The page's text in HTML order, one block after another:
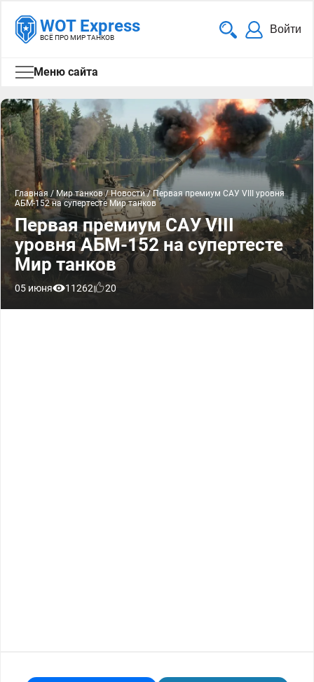
WOT Express
ВСЁ ПРО МИР ТАНКОВ
Войти
Меню сайта
Главная / Мир танков/ Новости/ Первая премиум САУ VIII уровня
АБМ-152 на супертесте Мир танков
Первая премиум САУ VIII
уровня АБМ-152 на супертесте
Мир танков
05 июня 11262 20